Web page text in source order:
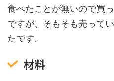
食べたことが無いので買
ですが、そもそも売って
たです。
材料